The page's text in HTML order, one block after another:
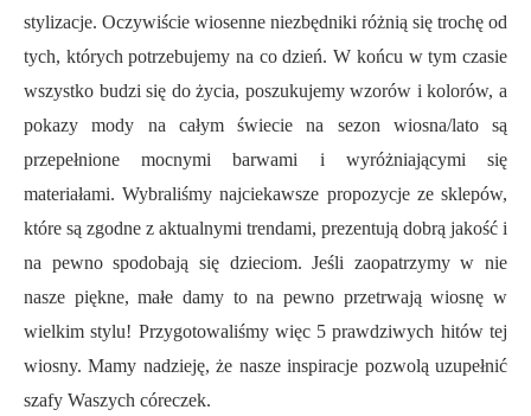
stylizacje. Oczywiście wiosenne niezbędniki różnią się trochę od
tych, których potrzebujemy na co dzień. W końcu w tym czasie
wszystko budzi się do życia, poszukujemy wzorów i kolorów, a
pokazy mody na całym świecie na sezon wiosna/lato są
przepełnione mocnymi barwami i wyróżniającymi się
materiałami. Wybraliśmy najciekawsze propozycje ze sklepów,
które są zgodne z aktualnymi trendami, prezentują dobrą jakość i
na pewno spodobają się dzieciom. Jeśli zaopatrzymy w nie
nasze piękne, małe damy to na pewno przetrwają wiosnę w
wielkim stylu! Przygotowaliśmy więc 5 prawdziwych hitów tej
wiosny. Mamy nadzieję, że nasze inspiracje pozwolą uzupełnić
szafy Waszych córeczek.